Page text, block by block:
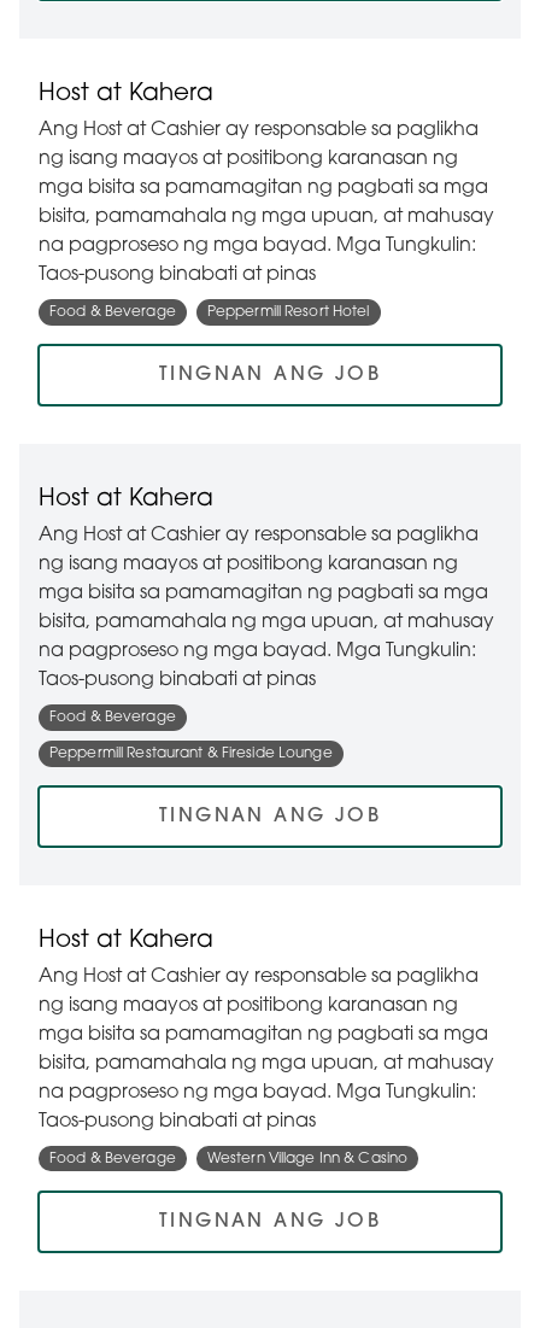
Host at Kahera
Ang Host at Cashier ay responsable sa paglikha
ng isang maayos at positibong karanasan ng
mga bisita sa pamamagitan ng pagbati sa mga
bisita, pamamahala ng mga upuan, at mahusay
na pagproseso ng mga bayad. Mga Tungkulin:
Taos-pusong binabati at pinas
Food & Beverage Peppermill Resort Hotel
TINGNAN ANG JOB
Host at Kahera
Ang Host at Cashier ay responsable sa paglikha
ng isang maayos at positibong karanasan ng
mga bisita sa pamamagitan ng pagbati sa mga
bisita, pamamahala ng mga upuan, at mahusay
na pagproseso ng mga bayad. Mga Tungkulin:
Taos-pusong binabati at pinas
Food & Beverage
Peppermill Restaurant & Fireside Lounge
TINGNAN ANG JOB
Host at Kahera
Ang Host at Cashier ay responsable sa paglikha
ng isang maayos at positibong karanasan ng
mga bisita sa pamamagitan ng pagbati sa mga
bisita, pamamahala ng mga upuan, at mahusay
na pagproseso ng mga bayad. Mga Tungkulin:
Taos-pusong binabati at pinas
Food & Beverage Western Village Inn & Casino
TINGNAN ANG JOB